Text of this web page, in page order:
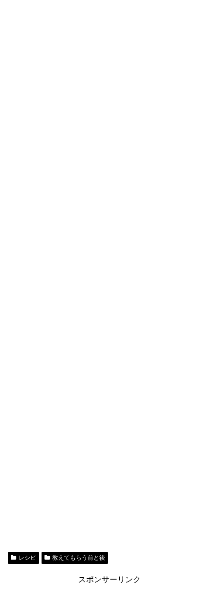
レシピ 教えてもらう前と後
スポンサーリンク